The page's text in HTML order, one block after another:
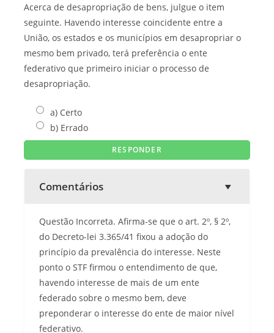
Acerca de desapropriação de bens, julgue o item
seguinte. Havendo interesse coincidente entre a
União, os estados e os municípios em desapropriar o
mesmo bem privado, terá preferência o ente
federativo que primeiro iniciar o processo de
desapropriação.
a) Certo
b) Errado
Comentários
Questão Incorreta. Afirma-se que o art. 2º, § 2º,
do Decreto-lei 3.365/41 fixou a adoção do
princípio da prevalência do interesse. Neste
ponto o STF firmou o entendimento de que,
havendo interesse de mais de um ente
federado sobre o mesmo bem, deve
preponderar o interesse do ente de maior nível
federativo.